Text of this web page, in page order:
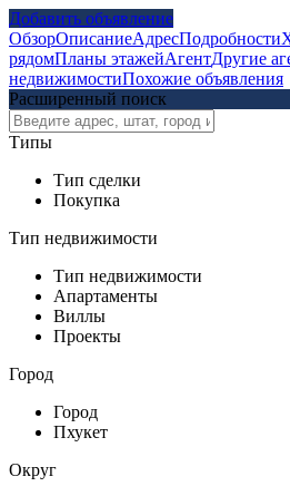
Добавить объявление
ОбзорОписаниеАдресПодробности
рядомПланы этажейАгентДругие
недвижимостиПохожие объявления
Расширенный поиск
Типы
Тип сделки
Покупка
Тип недвижимости
Тип недвижимости
Апартаменты
Виллы
Проекты
Город
Город
Пхукет
Округ